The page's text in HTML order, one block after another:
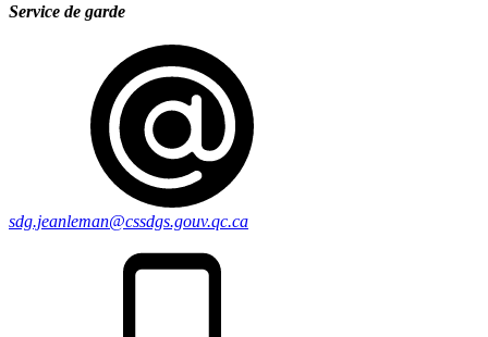
Service de garde
sdg.jeanleman@cssdgs.gouv.qc.ca